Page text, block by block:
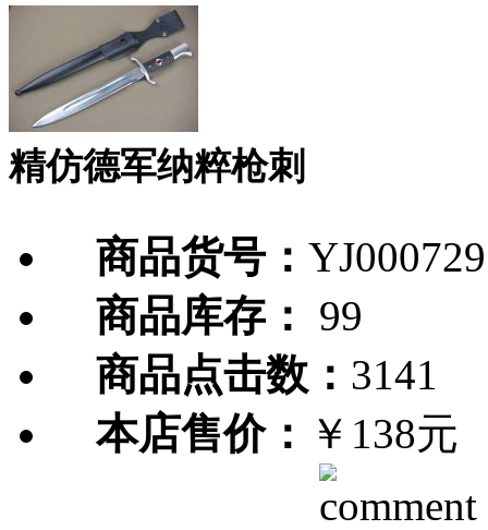
精仿德军纳粹枪刺
商品货号： YJ000729
商品库存：
99
商品点击数： 3141
本店售价： ￥138元